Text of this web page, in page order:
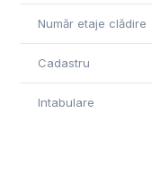
Număr etaje clădire
Cadastru
Intabulare